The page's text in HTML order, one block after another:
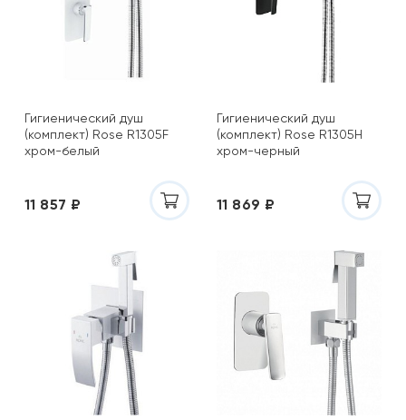
Гигиенический душ
(комплект) Rose R1305F
хром-белый
11 857 ₽
Гигиенический душ
(комплект) Rose R1305H
хром-черный
11 869 ₽